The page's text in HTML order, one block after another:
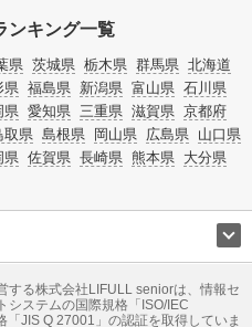
ンキング一覧
県 茨城県 栃木県 群馬県 北海道
県 福島県 新潟県 富山県 石川県
県 愛知県 三重県 滋賀県 京都府
取県 島根県 岡山県 広島県 山口県
県 佐賀県 長崎県 熊本県 大分県
地方創生 ママの就労支援
品整理 老後の暮らし情報
する株式会社LIFULL seniorは、情報セ
システムの国際規格「ISO/IEC
JIS Q 27001」の認証を取得していま